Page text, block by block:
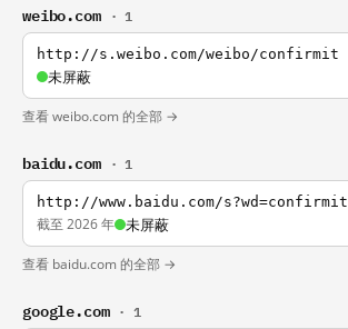
weibo.com · 1
http://s.weibo.com/weibo/confirmit
未屏蔽
查看 weibo.com 的全部 →
baidu.com · 1
http://www.baidu.com/s?wd=confirmit
截至 2026 年 未屏蔽
查看 baidu.com 的全部 →
google.com · 1